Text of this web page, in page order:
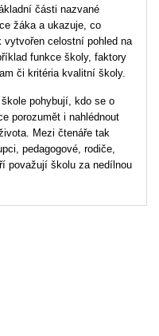
části nazvané
žáka a ukazuje, co
celostní pohled na
funkce školy, faktory
či kritéria kvalitní školy.
pohybují, kdo se o
porozumět i nahlédnout
Mezi čtenáře tak
pedagogové, rodiče,
považují školu za nedílnou